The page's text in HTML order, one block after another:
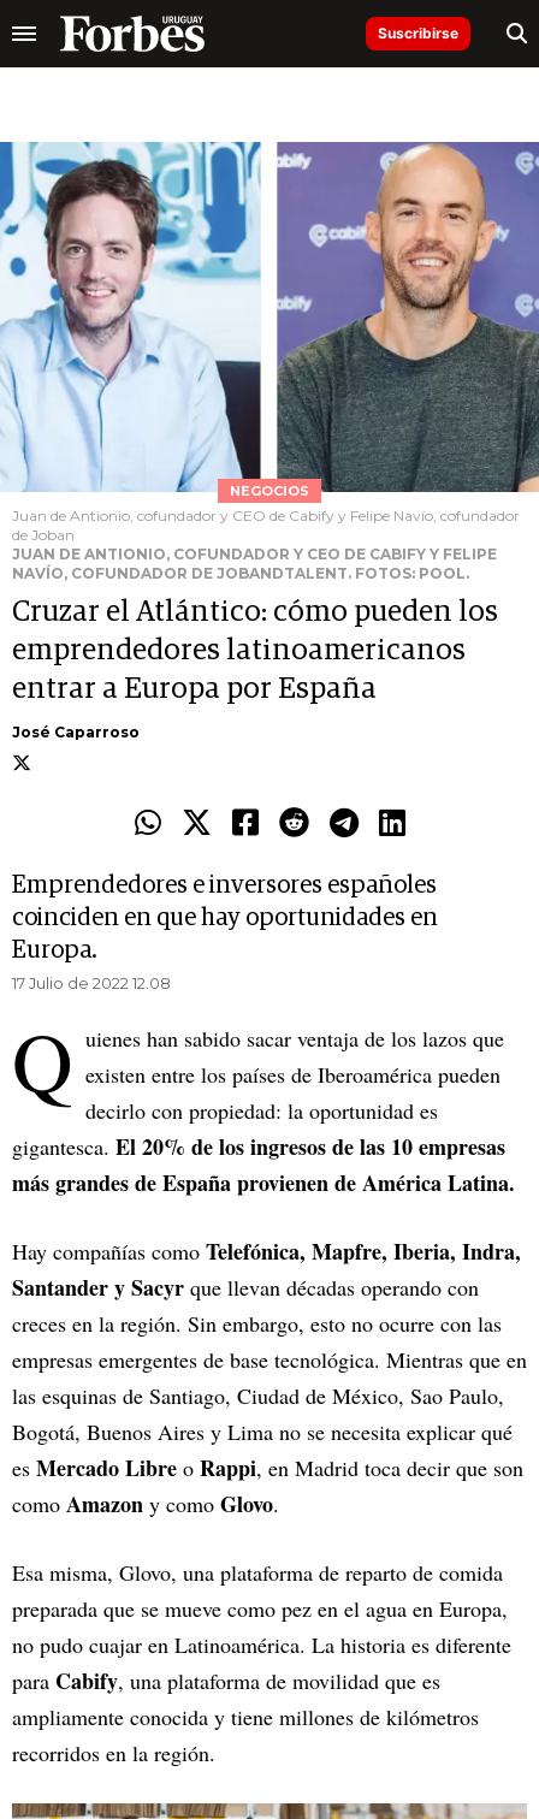
Suscribirse
NEGOCIOS
Juan de Antionio, cofundador y CEO de Cabify y Felipe Navío, cofundador
de Joban
JUAN DE ANTIONIO, COFUNDADOR Y CEO DE CABIFY Y FELIPE
NAVÍO, COFUNDADOR DE JOBANDTALENT. FOTOS: POOL.
Cruzar el Atlántico: cómo pueden los
emprendedores latinoamericanos
entrar a Europa por España
José Caparroso
Emprendedores e inversores españoles
coinciden en que hay oportunidades en
Europa.
17 Julio de 2022 12.08
Q uienes han sabido sacar ventaja de los lazos que
existen entre los países de Iberoamérica pueden
decirlo con propiedad: la oportunidad es
gigantesca. El 20% de los ingresos de las 10 empresas
más grandes de España provienen de América Latina.
Hay compañías como Telefónica, Mapfre, Iberia, Indra,
Santander y Sacyr que llevan décadas operando con
creces en la región. Sin embargo, esto no ocurre con las
empresas emergentes de base tecnológica. Mientras que en
las esquinas de Santiago, Ciudad de México, Sao Paulo,
Bogotá, Buenos Aires y Lima no se necesita explicar qué
es Mercado Libre o Rappi, en Madrid toca decir que son
como Amazon y como Glovo.
Esa misma, Glovo, una plataforma de reparto de comida
preparada que se mueve como pez en el agua en Europa,
no pudo cuajar en Latinoamérica. La historia es diferente
para Cabify, una plataforma de movilidad que es
ampliamente conocida y tiene millones de kilómetros
recorridos en la región.